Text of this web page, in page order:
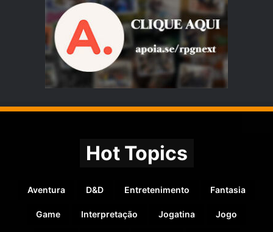
Hot Topics
Aventura D&D Entretenimento Fantasia
Game Interpretação Jogatina Jogo